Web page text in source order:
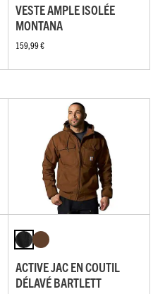
VESTE AMPLE ISOLÉE
MONTANA
159,99 €
ACTIVE JAC EN COUTIL
DÉLAVÉ BARTLETT